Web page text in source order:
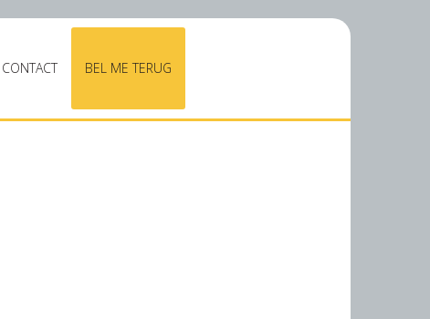
CONTACT BEL ME TERUG